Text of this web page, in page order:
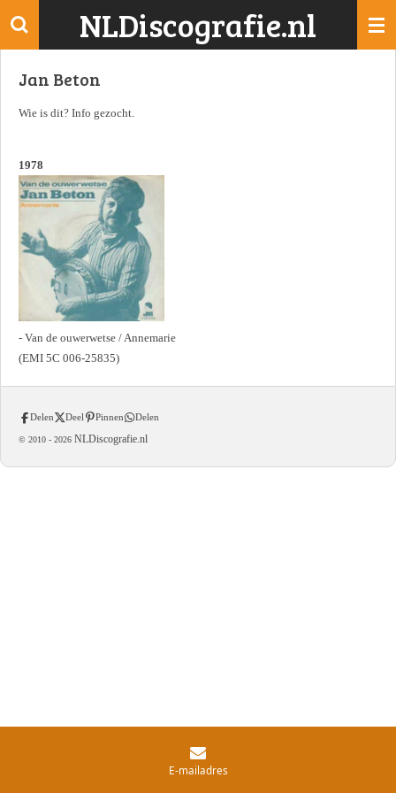
Ga
de
NLDiscografie.nl
Jan Beton
Wie is dit? Info gezocht.
1978
- Van de ouwerwetse / Annemarie
(EMI 5C 006-25835)
Delen Deel Pinnen Delen
© 2010 - 2026 NLDiscografie.nl
E-mailadres